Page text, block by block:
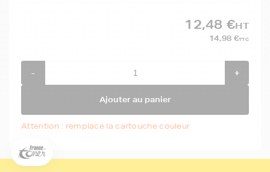
12,48 €HT
14,98 €TTC
- +
Ajouter au panier
Attention : remplace la cartouche couleur
5€ offerts sur votre 1ère
5€
Inscrivez-vous à notre newsletter, suivez notre actualité et
commande * !